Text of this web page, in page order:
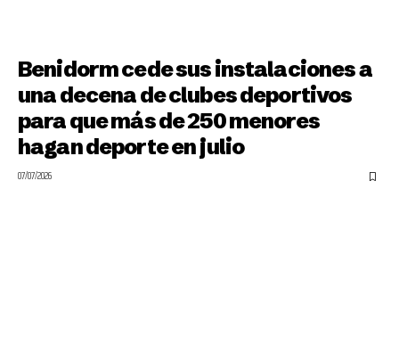
Benidorm cede sus instalaciones a
una decena de clubes deportivos
para que más de 250 menores
hagan deporte en julio
07/07/2026